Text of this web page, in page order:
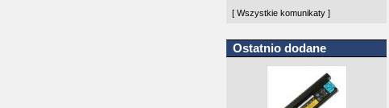
[ Wszystkie komunikaty ]
Ostatnio dodane